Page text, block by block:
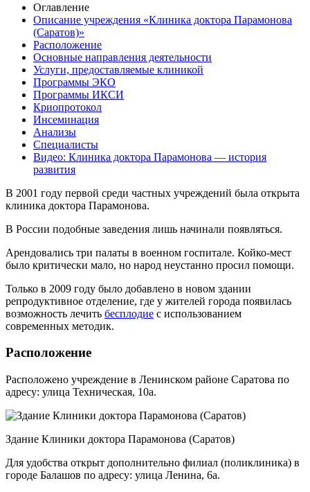
Оглавление
Описание учреждения «Клиника доктора Парамонова
(Саратов)»
Расположение
Основные направления деятельности
Услуги, предоставляемые клиникой
Программы ЭКО
Программы ИКСИ
Криопротокол
Инсеминация
Анализы
Специалисты
Видео: Клиника доктора Парамонова — история
развития
В 2001 году первой среди частных учреждений была открыта
клиника доктора Парамонова.
В России подобные заведения лишь начинали появляться.
Арендовались три палаты в военном госпитале. Койко-мест
было критически мало, но народ неустанно просил помощи.
Только в 2009 году было добавлено в новом здании
репродуктивное отделение, где у жителей города появилась
возможность лечить бесплодие с использованием
современных методик.
Расположение
Расположено учреждение в Ленинском районе Саратова по
адресу: улица Техническая, 10а.
Здание Клиники доктора Парамонова (Саратов)
Для удобства открыт дополнительно филиал (поликлиника) в
городе Балашов по адресу: улица Ленина, 6а.